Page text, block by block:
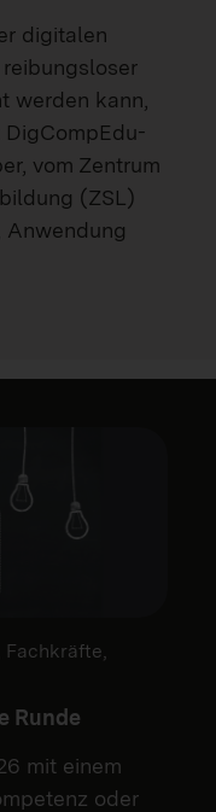
digitalen
werden kann,
vom Zentrum
(ZSL)
Anwendung
Runde
mit einem
oder